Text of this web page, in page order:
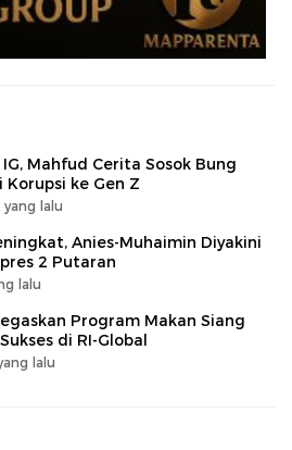
Mahfud Cerita Sosok Bung
ke Gen Z
lalu
Anies-Muhaimin Diyakini
2 Putaran
lalu
Program Makan Siang
di RI-Global
lalu